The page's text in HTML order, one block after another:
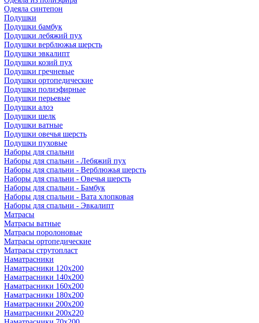
Одеяла синтепон
Подушки
Подушки бамбук
Подушки лебяжий пух
Подушки верблюжья шерсть
Подушки эвкалипт
Подушки козий пух
Подушки гречневые
Подушки ортопедические
Подушки полиэфирные
Подушки перьевые
Подушки алоэ
Подушки шелк
Подушки ватные
Подушки овечья шерсть
Подушки пуховые
Наборы для спальни
Наборы для спальни - Лебяжий пух
Наборы для спальни - Верблюжья шерсть
Наборы для спальни - Овечья шерсть
Наборы для спальни - Бамбук
Наборы для спальни - Вата хлопковая
Наборы для спальни - Эвкалипт
Матрасы
Матрасы ватные
Матрасы поролоновые
Матрасы ортопедические
Матрасы струтопласт
Наматрасники
Наматрасники 120х200
Наматрасники 140х200
Наматрасники 160х200
Наматрасники 180х200
Наматрасники 200х200
Наматрасники 200х220